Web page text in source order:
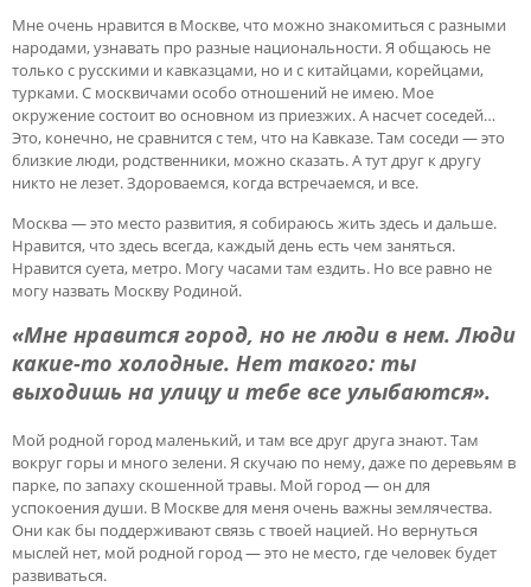
Мне очень нравится в Москве, что можно знакомиться с разными
народами, узнавать про разные национальности. Я общаюсь не
только с русскими и кавказцами, но и с китайцами, корейцами,
турками. С москвичами особо отношений не имею. Мое
окружение состоит во основном из приезжих. А насчет соседей…
Это, конечно, не сравнится с тем, что на Кавказе. Там соседи — это
близкие люди, родственники, можно сказать. А тут друг к другу
никто не лезет. Здороваемся, когда встречаемся, и все.
Москва — это место развития, я собираюсь жить здесь и дальше.
Нравится, что здесь всегда, каждый день есть чем заняться.
Нравится суета, метро. Могу часами там ездить. Но все равно не
могу назвать Москву Родиной.
«Мне нравится город, но не люди в нем. Люди
какие-то холодные. Нет такого: ты
выходишь на улицу и тебе все улыбаются».
Мой родной город маленький, и там все друг друга знают. Там
вокруг горы и много зелени. Я скучаю по нему, даже по деревьям в
парке, по запаху скошенной травы. Мой город — он для
успокоения души. В Москве для меня очень важны землячества.
Они как бы поддерживают связь с твоей нацией. Но вернуться
мыслей нет, мой родной город — это не место, где человек будет
развиваться.